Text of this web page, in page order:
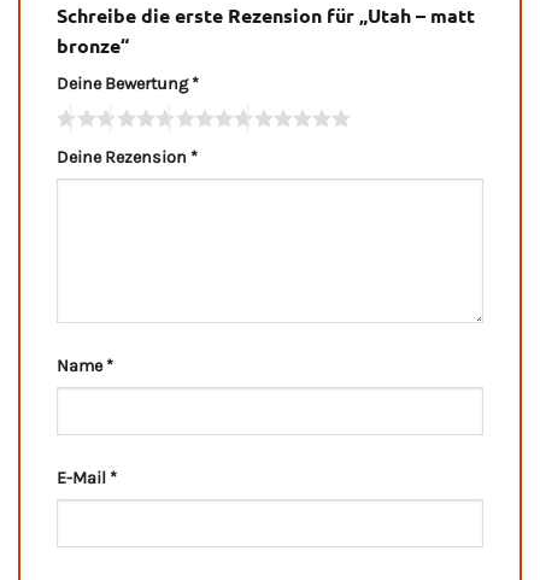
Schreibe die erste Rezension für „Utah – matt
bronze“
Deine Bewertung*
Deine Rezension *
Name*
E-Mail*